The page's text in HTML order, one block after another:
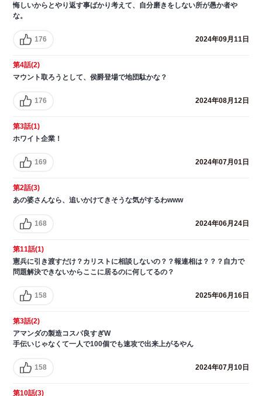
悔しいからとやり返す事ばかり考えて、自分磨きをしない所が愚か者や
な。
176 2024年09月11日
第4話(2)
マウント取ろうとして、侯爵登場で地団駄かな？
176 2024年08月12日
第3話(1)
ホワイト企業！
169 2024年07月01日
第2話(3)
あの婆さんなら、追いかけてきそうな気がするわwww
168 2024年06月24日
第11話(1)
憲兵に引き渡すだけ？カリストに相談しないの？？報連相は？？？自力で
問題解決できないからここに居るのに何してるの？
158 2025年06月16日
第3話(2)
アマンダの製造コスパ良すぎW
手伝いじゃなくて一人で100個でも速攻で出来上がるやん
158 2024年07月10日
第10話(3)